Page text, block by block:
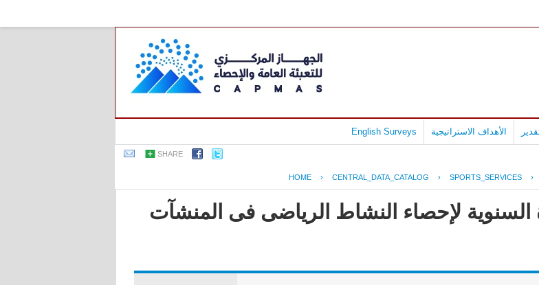
الأهداف الاستراتيجية English Surveys
SHARE
HOME › CENTRAL_DATA_CATALOG › SPORTS_SERVICES ›
السنوية لإحصاء النشاط الرياضى فى المنشآت